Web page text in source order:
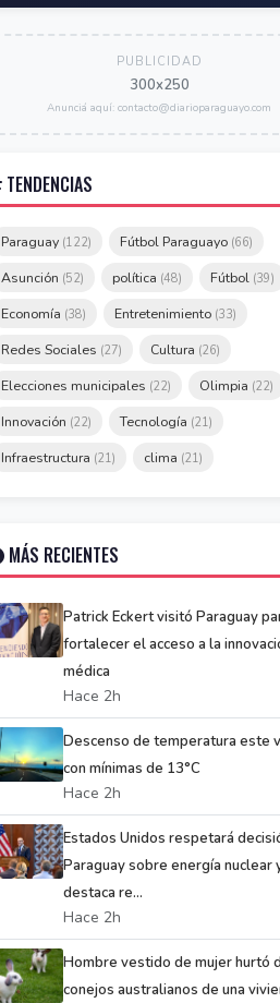
PUBLICIDAD
300x250
Anunciá aquí: contacto@diarioparaguayo.com
TENDENCIAS
Paraguay (122) Fútbol Paraguayo (66)
Asunción (52) política (48) Fútbol (39)
Economía (38) Entretenimiento (33)
Redes Sociales (27) Cultura (26)
Elecciones municipales (22) Olimpia (22)
Innovación (22) Tecnología (21)
Infraestructura (21) clima (21)
MÁS RECIENTES
Patrick Eckert visitó Paraguay
fortalecer el acceso a la
médica
Hace 2h
Descenso de temperatura este
con mínimas de 13°C
Hace 2h
Estados Unidos respetará
Paraguay sobre energía nuclear
destaca re...
Hace 2h
Hombre vestido de mujer hurtó
conejos australianos de una